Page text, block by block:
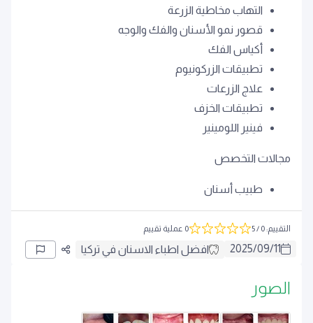
التهاب مخاطية الزرعة
قصور نمو الأسنان والفك والوجه
أكياس الفك
تطبيقات الزركونيوم
علاج الزرعات
تطبيقات الخزف
فينير اللومينير
مجالات التخصص
طبيب أسنان
التقييم:
0
/ 5 0 عملية تقييم
2025/09/11 افضل اطباء الاسنان في تركيا
الصور